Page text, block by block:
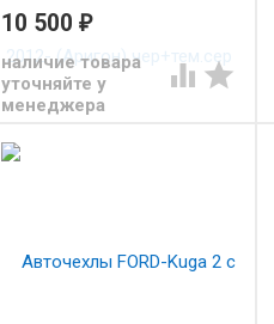
чер+тем.сер
Чехлы из экокожи Автопилот
для Форд Куга 2 с 2012
10 500₽
наличие товара
уточняйте у
менеджера
 